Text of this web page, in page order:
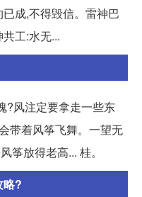
成,不得毁信。雷神巴
工:水无...
?风注定要拿走一些东
带着风筝飞舞。一望无
筝放得老高... 桂。
略?